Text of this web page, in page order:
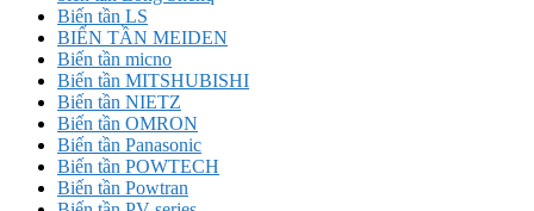
Biến tần LS
BIẾN TẦN MEIDEN
Biến tần micno
Biến tần MITSHUBISHI
Biến tần NIETZ
Biến tần OMRON
Biến tần Panasonic
Biến tần POWTECH
Biến tần Powtran